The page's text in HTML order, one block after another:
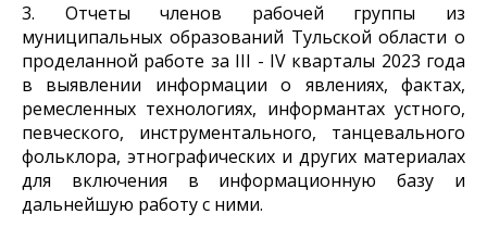
3. Отчеты членов рабочей группы из
муниципальных образований Тульской области о
проделанной работе за III - IV кварталы 2023 года
в выявлении информации о явлениях, фактах,
ремесленных технологиях, информантах устного,
певческого, инструментального, танцевального
фольклора, этнографических и других материалах
для включения в информационную базу и
дальнейшую работу с ними.